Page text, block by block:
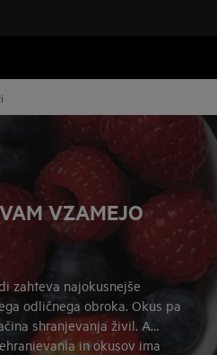
VZAMEJO
zahteva najokusnejše
odličnega obroka. Okus pa
shranjevanja živil. A
in okusov ima